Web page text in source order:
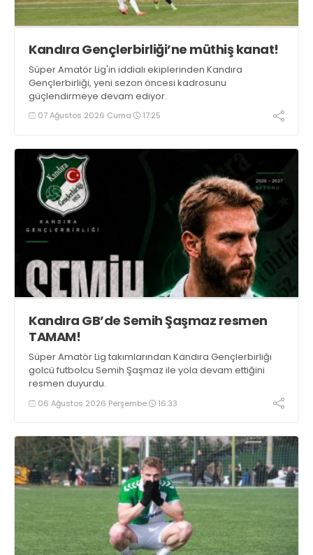
Kandıra Gençlerbirliği’ne müthiş kanat!
Süper Amatör Lig'in iddialı ekiplerinden Kandıra
Gençlerbirliği, yeni sezon öncesi kadrosunu
güçlendirmeye devam ediyor.
07 Ağustos 2026 Cuma 17:25
Kandıra GB’de Semih Şaşmaz resmen
TAMAM!
Süper Amatör Lig takımlarından Kandıra Gençlerbirliği
golcü futbolcu Semih Şaşmaz ile yola devam ettiğini
resmen duyurdu.
06 Ağustos 2026 Perşembe 16:33